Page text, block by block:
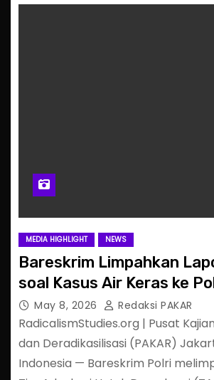
MEDIA HIGHLIGHT NEWS
Bareskrim Limpahkan
soal Kasus Air Keras ke
May 8, 2026 Redaksi PAKAR
RadicalismStudies.org | Pusat
dan Deradikasilisasi (PAKAR)
Indonesia — Bareskrim Polri